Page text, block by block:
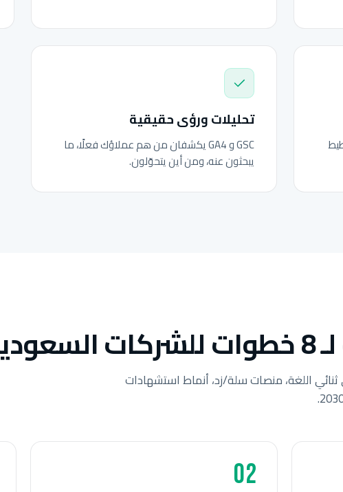
تحليلات ورؤى حقيقية
GSC و GA4 يكشفان من هم عملاؤك فعلًا، ما
يبحثون عنه، ومن أين يتحوّلون.
اللغة، منصات سلة/زد، أنماط استشهادات
02